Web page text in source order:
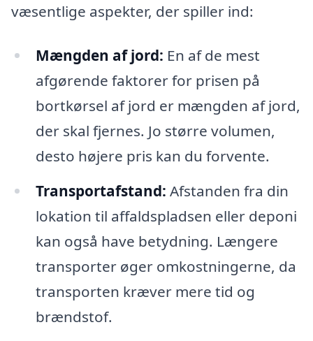
væsentlige aspekter, der spiller ind:
Mængden af jord: En af de mest
afgørende faktorer for prisen på
bortkørsel af jord er mængden af jord,
der skal fjernes. Jo større volumen,
desto højere pris kan du forvente.
Transportafstand: Afstanden fra din
lokation til affaldspladsen eller deponi
kan også have betydning. Længere
transporter øger omkostningerne, da
transporten kræver mere tid og
brændstof.